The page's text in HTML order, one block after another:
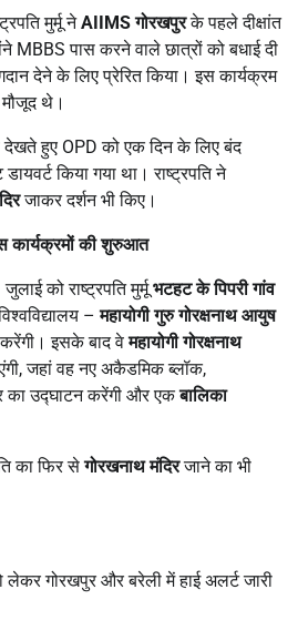
मुर्मू नेAIIMSगोरखपुरके पहले दीक्षांत
MBBS पास करने वाले छात्रों को बधाई दी
देने के लिए प्रेरित किया। इस कार्यक्रम
मौजूद थे।
देखते हुए OPD को एक दिन के लिए बंद
किया गया था। राष्ट्रपति ने
जाकर दर्शन भी किए।
कार्यक्रमों की शुरुआत
को राष्ट्रपति मुर्मूभटहट के पिपरी गांव
–महायोगी गुरु गोरक्षनाथ आयुष
इसके बाद वेमहायोगी गोरक्षनाथ
जहां वह नए अकैडमिक ब्लॉक,
का उद्घाटन करेंगी और एकबालिका
का फिर सेगोरखनाथ मंदिरजाने का भी
लेकर गोरखपुर और बरेली में हाई अलर्ट जारी